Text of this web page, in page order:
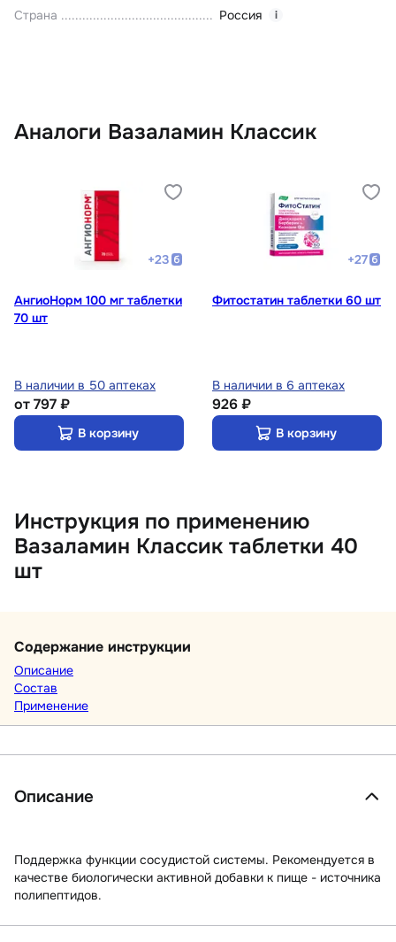
Страна
Россия i
Аналоги Вазаламин Классик
+23
АнгиоНорм 100 мг таблетки
70 шт
В наличии в 50 аптеках
от797 ₽
В корзину
+27
Фитостатин таблетки 60 шт
В наличии в 6 аптеках
926 ₽
В корзину
Инструкция по применению
Вазаламин Классик таблетки 40
шт
Содержание инструкции
Описание
Состав
Применение
Описание
Поддержка функции сосудистой системы. Рекомендуется в
качестве биологически активной добавки к пище - источника
полипептидов.